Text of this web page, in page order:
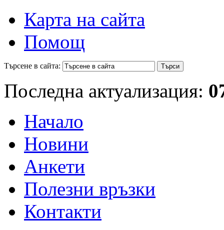
Карта на сайта
Помощ
Търсене в сайта:
Последна актуализация:
Начало
Новини
Анкети
Полезни връзки
Контакти